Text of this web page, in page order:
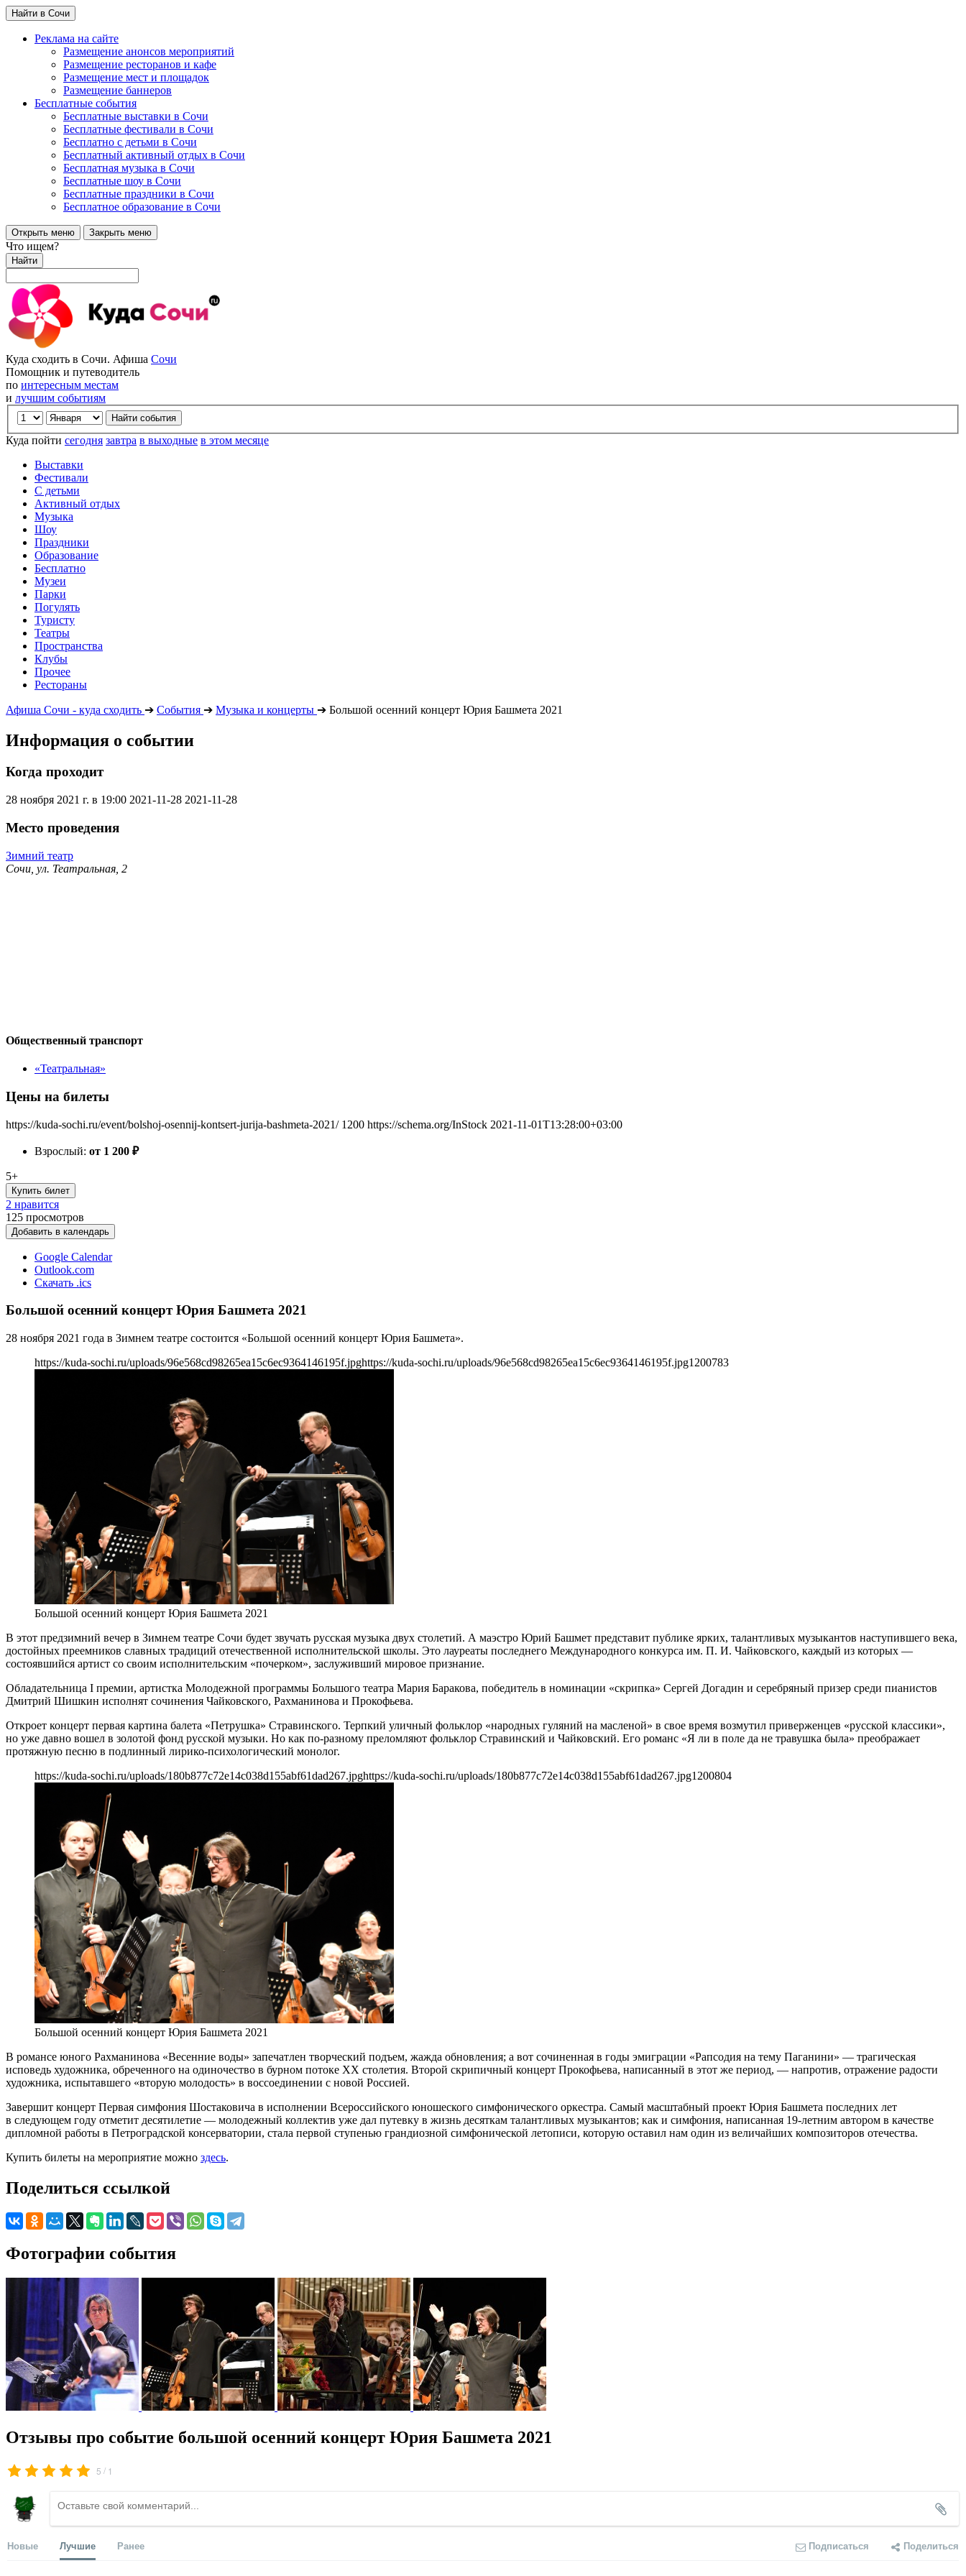
Найти в Сочи
Реклама на сайте
Размещение анонсов мероприятий
Размещение ресторанов и кафе
Размещение мест и площадок
Размещение баннеров
Бесплатные события
Бесплатные выставки в Сочи
Бесплатные фестивали в Сочи
Бесплатно с детьми в Сочи
Бесплатный активный отдых в Сочи
Бесплатная музыка в Сочи
Бесплатные шоу в Сочи
Бесплатные праздники в Сочи
Бесплатное образование в Сочи
Открыть меню Закрыть меню
Что ищем?
Найти
Куда сходить в Сочи. Афиша Сочи
Помощник и путеводитель
по интересным местам
и лучшим событиям
Куда пойти сегодня завтра в выходные в этом месяце
Выставки
Фестивали
С детьми
Активный отдых
Музыка
Шоу
Праздники
Образование
Бесплатно
Музеи
Парки
Погулять
Туристу
Театры
Пространства
Клубы
Прочее
Рестораны
Афиша Сочи - куда сходить ➔ События ➔ Музыка и концерты ➔ Большой осенний концерт Юрия Башмета 2021
Информация о событии
Когда проходит
28 ноября 2021 г. в 19:00 2021-11-28 2021-11-28
Место проведения
Зимний театр
Сочи, ул. Театральная, 2
Общественный транспорт
«Театральная»
Цены на билеты
https://kuda-sochi.ru/event/bolshoj-osennij-kontsert-jurija-bashmeta-2021/ 1200 https://schema.org/InStock 2021-11-01T13:28:00+03:00
Взрослый: от 1 200 ₽
5+
Купить билет
2 нравится
125 просмотров
Добавить в календарь
Google Calendar
Outlook.com
Скачать .ics
Большой осенний концерт Юрия Башмета 2021
28 ноября 2021 года в Зимнем театре состоится «Большой осенний концерт Юрия Башмета».
https://kuda-sochi.ru/uploads/96e568cd98265ea15c6ec9364146195f.jpghttps://kuda-sochi.ru/uploads/96e568cd98265ea15c6ec9364146195f.jpg1200783
Большой осенний концерт Юрия Башмета 2021
В этот предзимний вечер в Зимнем театре Сочи будет звучать русская музыка двух столетий. А маэстро Юрий Башмет представит публике ярких, талантливых музыкантов наступившего века,
достойных преемников славных традиций отечественной исполнительской школы. Это лауреаты последнего Международного конкурса им. П. И. Чайковского, каждый из которых —
состоявшийся артист со своим исполнительским «почерком», заслуживший мировое признание.
Обладательница I премии, артистка Молодежной программы Большого театра Мария Баракова, победитель в номинации «скрипка» Сергей Догадин и серебряный призер среди пианистов
Дмитрий Шишкин исполнят сочинения Чайковского, Рахманинова и Прокофьева.
Откроет концерт первая картина балета «Петрушка» Стравинского. Терпкий уличный фольклор «народных гуляний на масленой» в свое время возмутил приверженцев «русской классики»,
но уже давно вошел в золотой фонд русской музыки. Но как по-разному преломляют фольклор Стравинский и Чайковский. Его романс «Я ли в поле да не травушка была» преображает
протяжную песню в подлинный лирико-психологический монолог.
https://kuda-sochi.ru/uploads/180b877c72e14c038d155abf61dad267.jpghttps://kuda-sochi.ru/uploads/180b877c72e14c038d155abf61dad267.jpg1200804
Большой осенний концерт Юрия Башмета 2021
В романсе юного Рахманинова «Весенние воды» запечатлен творческий подъем, жажда обновления; а вот сочиненная в годы эмиграции «Рапсодия на тему Паганини» — трагическая
исповедь художника, обреченного на одиночество в бурном потоке ХХ столетия. Второй скрипичный концерт Прокофьева, написанный в этот же период, — напротив, отражение радости
художника, испытавшего «вторую молодость» в воссоединении с новой Россией.
Завершит концерт Первая симфония Шостаковича в исполнении Всероссийского юношеского симфонического оркестра. Самый масштабный проект Юрия Башмета последних лет
в следующем году отметит десятилетие — молодежный коллектив уже дал путевку в жизнь десяткам талантливых музыкантов; как и симфония, написанная 19-летним автором в качестве
дипломной работы в Петроградской консерватории, стала первой ступенью грандиозной симфонической летописи, которую оставил нам один из величайших композиторов отечества.
Купить билеты на мероприятие можно здесь.
Поделиться ссылкой
Фотографии события
Отзывы про событие большой осенний концерт Юрия Башмета 2021
5 / 1
Новые Лучшие Ранее Подписаться Поделиться